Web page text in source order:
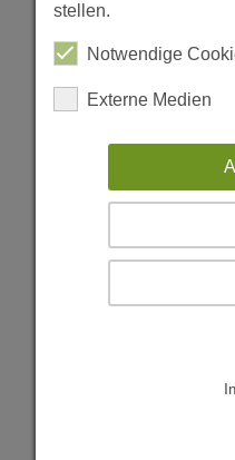
stellen.
Notwendige
Externe Medien